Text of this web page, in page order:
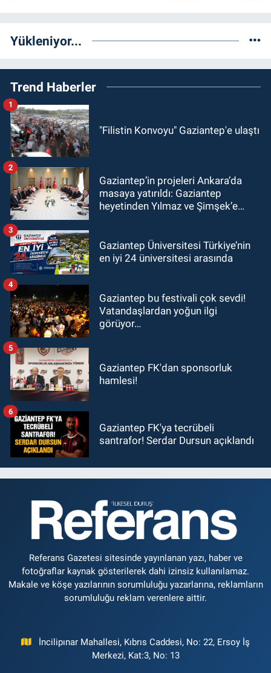
Yükleniyor...
Trend Haberler
"Filistin Konvoyu" Gaziantep'e ulaştı
1
Gaziantep’in projeleri Ankara’da
masaya yatırıldı: Gaziantep
heyetinden Yılmaz ve Şimşek’e
2
Gaziantep Üniversitesi Türkiye’nin
en iyi 24 üniversitesi arasında
3
Gaziantep bu festivali çok sevdi!
Vatandaşlardan yoğun ilgi
görüyor…
4
Gaziantep FK'dan sponsorluk
hamlesi!
5
Gaziantep FK'ya tecrübeli
santrafor! Serdar Dursun açıklandı
6
Referans Gazetesi sitesinde yayınlanan yazı, haber ve
fotoğraflar kaynak gösterilerek dahi izinsiz kullanılamaz.
Makale ve köşe yazılarının sorumluluğu yazarlarına, reklamların
sorumluluğu reklam verenlere aittir.
İncilipınar Mahallesi, Kıbrıs Caddesi, No: 22, Ersoy İş
Merkezi, Kat:3, No: 13